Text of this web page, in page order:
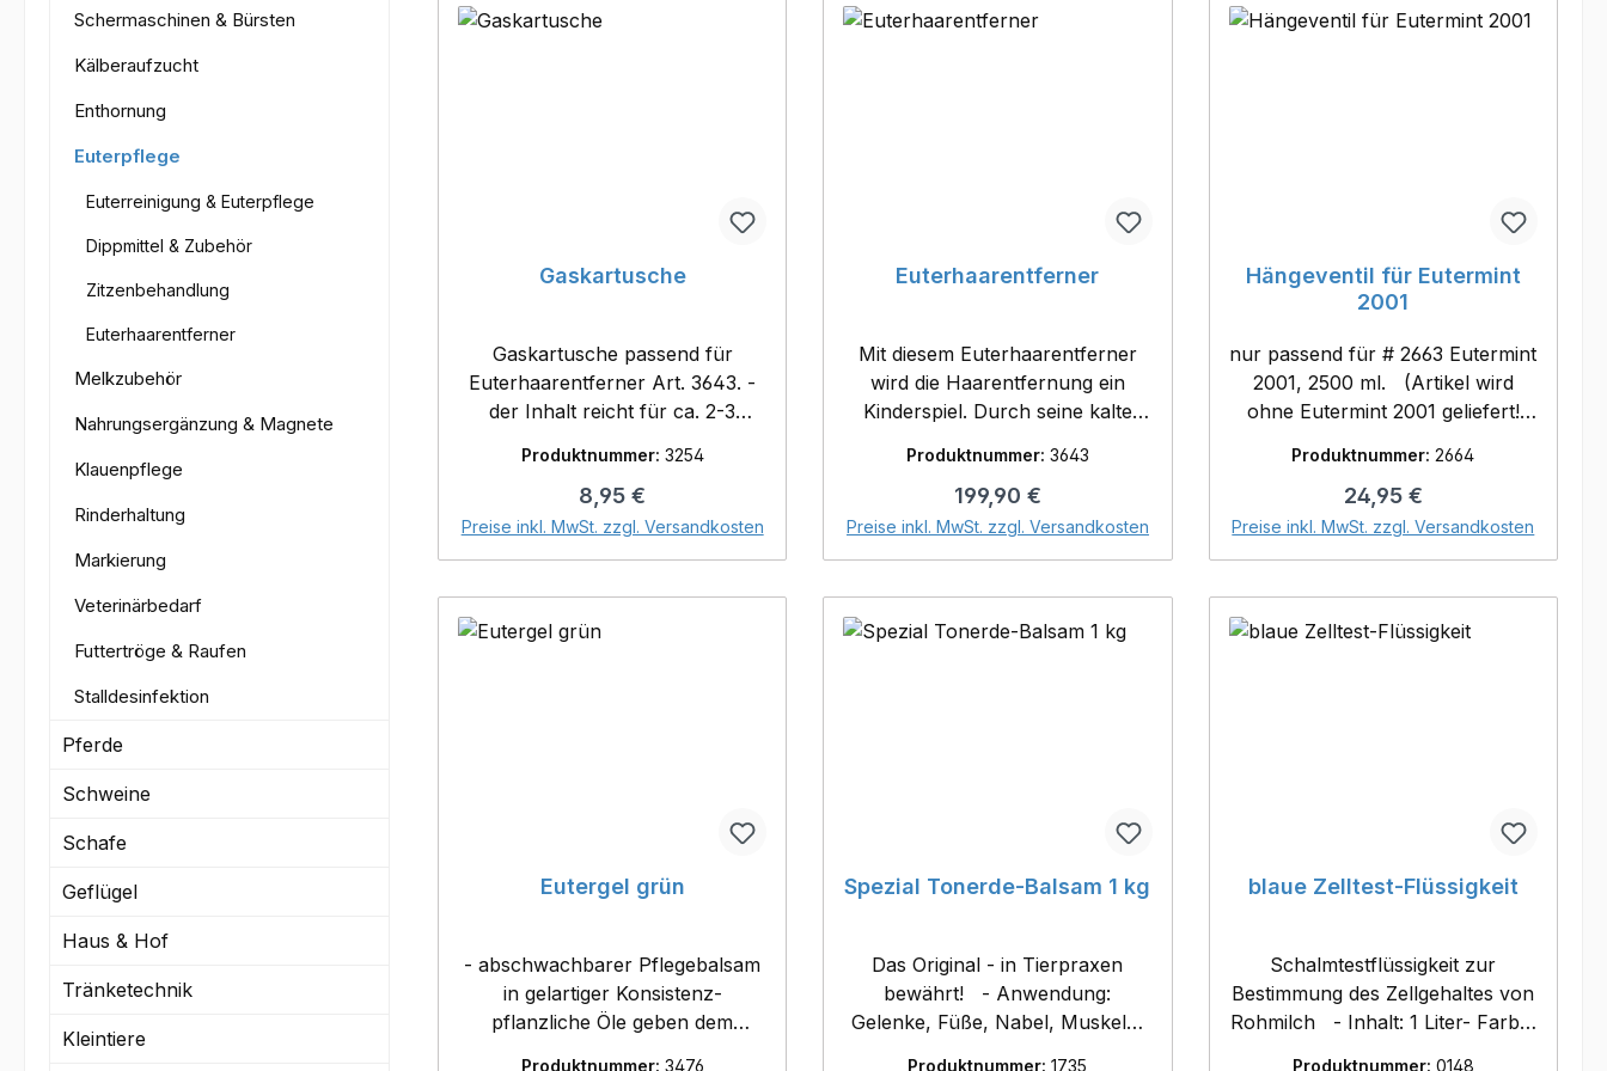
Schermaschinen & Bürsten
Kälberaufzucht
Enthornung
Euterpflege
Euterreinigung & Euterpflege
Dippmittel & Zubehör
Zitzenbehandlung
Euterhaarentferner
Melkzubehör
Nahrungsergänzung & Magnete
Klauenpflege
Rinderhaltung
Markierung
Veterinärbedarf
Futtertröge & Raufen
Stalldesinfektion
Pferde
Schweine
Schafe
Geflügel
Haus & Hof
Tränketechnik
Kleintiere
Gaskartusche
Gaskartusche passend für
Euterhaarentferner Art. 3643. -
der Inhalt reicht für ca. 2-3
Verbrauch) Inhalt: 600
mlSicherheitsdatenblatt
Pflichtangaben: Signalwort:
Gefahr H220 Extrem
Erwärmung explodieren
Produktnummer: 3254
Regulärer Preis:
8,95 €
Preise inkl. MwSt. zzgl. Versandkosten
In den Warenkorb
Euterhaarentferner
Mit diesem Euterhaarentferner
wird die Haarentfernung ein
Kinderspiel. Durch seine kalte
Euter schnell und ohne
Schmerzen für das Tier
entfernen. - mit kalter Flamme
(ca. 200°C)- schnelle Anwendung
hinterlässt ein klinisches reines
Euter und verbessert die
Produktnummer: 3643
Regulärer Preis:
199,90 €
Preise inkl. MwSt. zzgl. Versandkosten
In den Warenkorb
Hängeventil für Eutermint
2001
nur passend für # 2663 Eutermint
2001, 2500 ml. (Artikel wird
ohne Eutermint 2001 geliefert!
2663 bestellbar!)
Produktnummer:2664
Regulärer Preis:
24,95 €
Preise inkl. MwSt. zzgl. Versandkosten
In den Warenkorb
Eutergel grün
- abschwachbarer Pflegebalsam
in gelartiger Konsistenz-
pflanzliche Öle geben dem
Produktnummer: 3476
Spezial Tonerde-Balsam 1 kg
Das Original - in Tierpraxen
bewährt! - Anwendung:
Gelenke, Füße, Nabel, Muskeln,
Produktnummer:1735
blaue Zelltest-Flüssigkeit
Schalmtestflüssigkeit zur
Bestimmung des Zellgehaltes von
Rohmilch - Inhalt: 1 Liter- Farbe:
Produktnummer: 0148